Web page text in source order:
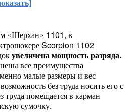
«Шерхан» 1101, в
Scorpion 1102
увеличена мощность разряда.
все преимущества
малые размеры и вес
без труда носить его с
помещается в карман
сумочку.